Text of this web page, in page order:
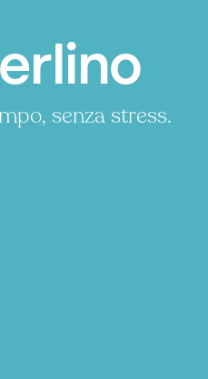
senza stress.